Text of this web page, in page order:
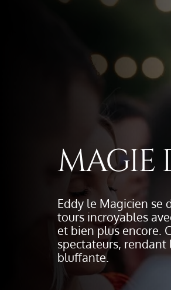
MAGIE
Eddy le Magicien se
tours incroyables
et bien plus encore.
spectateurs, rendant
bluffante.